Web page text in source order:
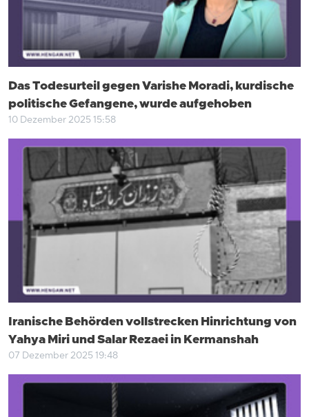
Das Todesurteil gegen Varishe Moradi, kurdische
politische Gefangene, wurde aufgehoben
10 Dezember 2025 15:58
Iranische Behörden vollstrecken Hinrichtung von
Yahya Miri und Salar Rezaei in Kermanshah
07 Dezember 2025 19:48